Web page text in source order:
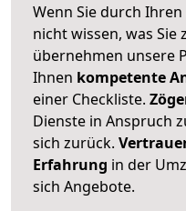
Wenn Sie durch
nicht wissen, was Sie
übernehmen unsere
Ihnen kompetente
einer Checkliste.
Dienste in Anspruch
sich zurück.
Erfahrung in der
sich Angebote.